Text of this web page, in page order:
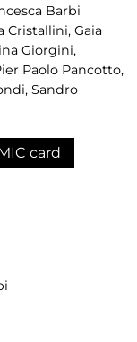
Barbi
Cristallini, Gaia
Giorgini,
Paolo Pancotto,
Sandro
card